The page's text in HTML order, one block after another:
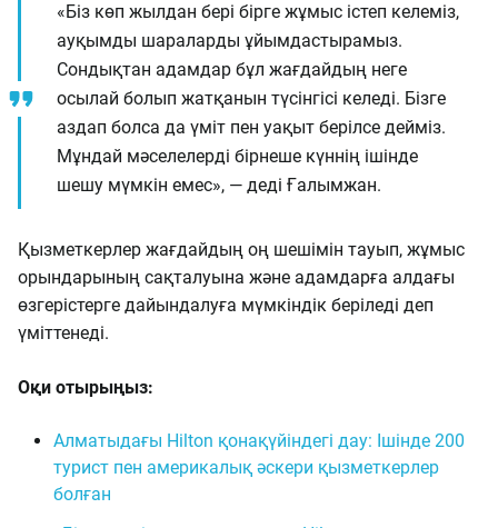
«Біз көп жылдан бері бірге жұмыс істеп келеміз,
ауқымды шараларды ұйымдастырамыз.
Сондықтан адамдар бұл жағдайдың неге
осылай болып жатқанын түсінгісі келеді. Бізге
аздап болса да үміт пен уақыт берілсе дейміз.
Мұндай мәселелерді бірнеше күннің ішінде
шешу мүмкін емес», — деді Ғалымжан.
Қызметкерлер жағдайдың оң шешімін тауып, жұмыс
орындарының сақталуына және адамдарға алдағы
өзгерістерге дайындалуға мүмкіндік беріледі деп
үміттенеді.
Оқи отырыңыз:
Алматыдағы Hilton қонақүйіндегі дау: Ішінде 200
турист пен америкалық әскери қызметкерлер
болған